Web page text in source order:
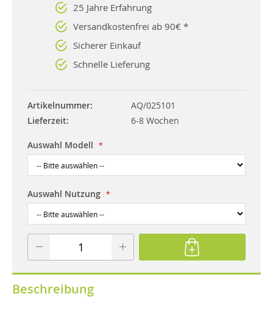
25 Jahre Erfahrung
Versandkostenfrei ab 90€ *
Sicherer Einkauf
Schnelle Lieferung
Artikelnummer
AQ/025101
Lieferzeit
6-8 Wochen
Auswahl Modell
Auswahl Nutzung
Beschreibung